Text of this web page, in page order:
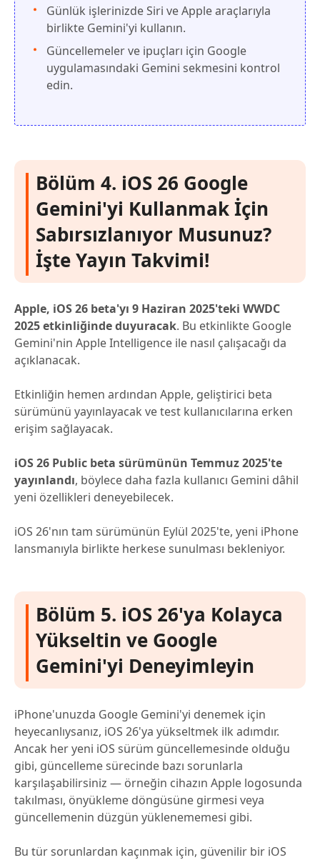
Günlük işlerinizde Siri ve Apple araçlarıyla
birlikte Gemini'yi kullanın.
Güncellemeler ve ipuçları için Google
uygulamasındaki Gemini sekmesini kontrol
edin.
Bölüm 4. iOS 26 Google
Gemini'yi Kullanmak İçin
Sabırsızlanıyor Musunuz?
İşte Yayın Takvimi!
Apple, iOS 26 beta'yı 9 Haziran 2025'teki WWDC
2025 etkinliğinde duyuracak. Bu etkinlikte Google
Gemini'nin Apple Intelligence ile nasıl çalışacağı da
açıklanacak.
Etkinliğin hemen ardından Apple, geliştirici beta
sürümünü yayınlayacak ve test kullanıcılarına erken
erişim sağlayacak.
iOS 26 Public beta sürümünün Temmuz 2025'te
yayınlandı, böylece daha fazla kullanıcı Gemini dâhil
yeni özellikleri deneyebilecek.
iOS 26'nın tam sürümünün Eylül 2025'te, yeni iPhone
lansmanıyla birlikte herkese sunulması bekleniyor.
Bölüm 5. iOS 26'ya Kolayca
Yükseltin ve Google
Gemini'yi Deneyimleyin
iPhone'unuzda Google Gemini'yi denemek için
heyecanlıysanız, iOS 26'ya yükseltmek ilk adımdır.
Ancak her yeni iOS sürüm güncellemesinde olduğu
gibi, güncelleme sürecinde bazı sorunlarla
karşılaşabilirsiniz — örneğin cihazın Apple logosunda
takılması, önyükleme döngüsüne girmesi veya
güncellemenin düzgün yüklenememesi gibi.
Bu tür sorunlardan kaçınmak için, güvenilir bir iOS